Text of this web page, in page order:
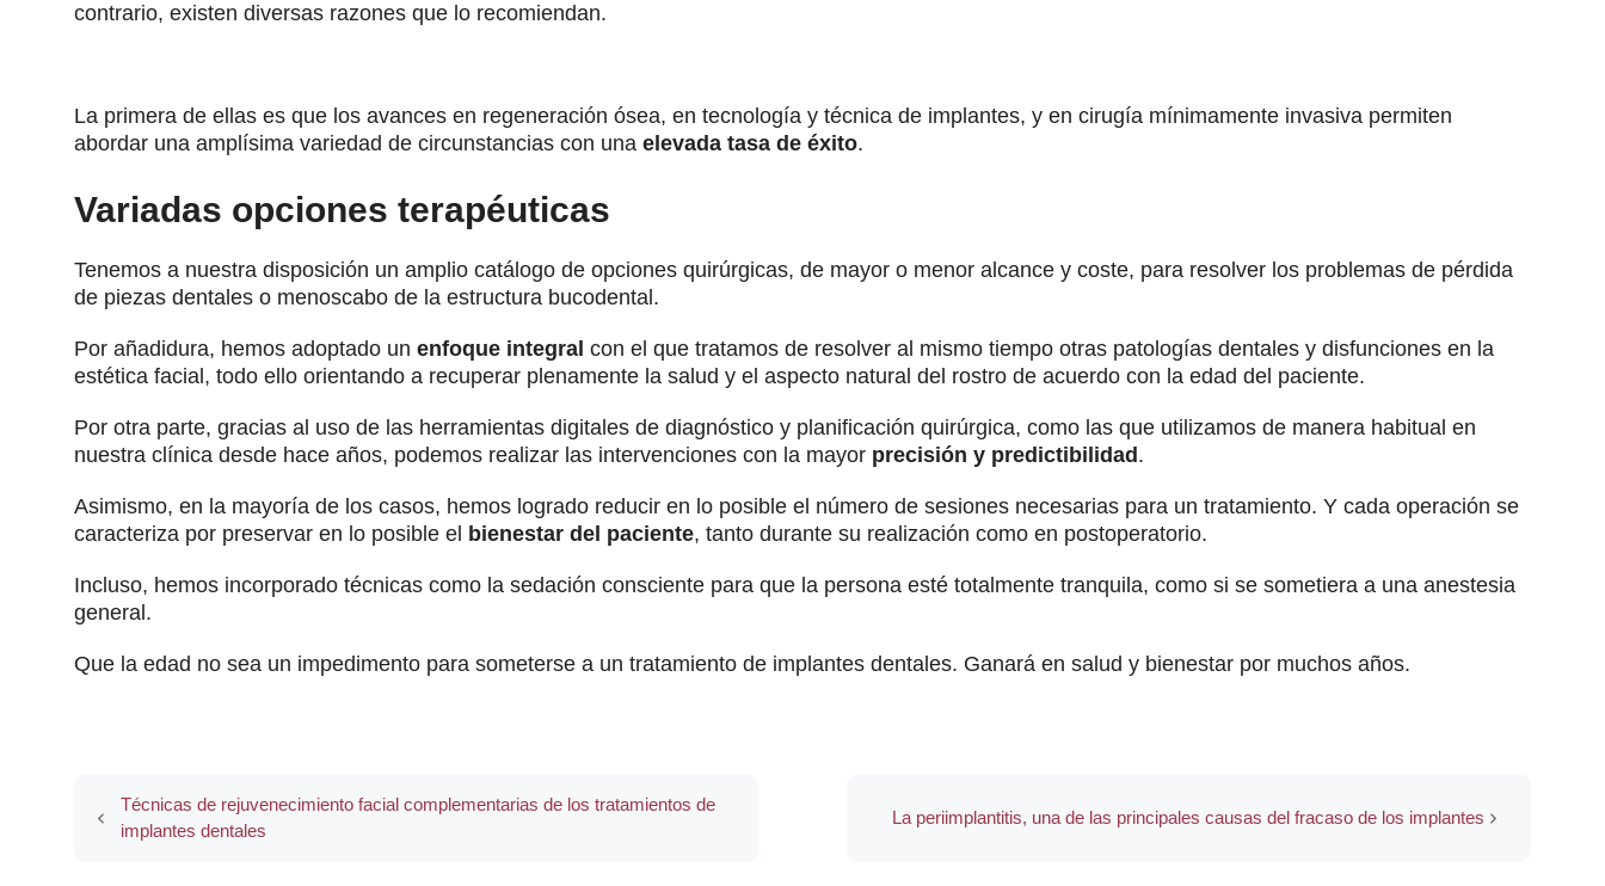
contrario, existen diversas razones que lo recomiendan.
La primera de ellas es que los avances en regeneración ósea, en tecnología y técnica de implantes, y en cirugía mínimamente invasiva permiten
abordar una amplísima variedad de circunstancias con una elevada tasa de éxito.
Variadas opciones terapéuticas
Tenemos a nuestra disposición un amplio catálogo de opciones quirúrgicas, de mayor o menor alcance y coste, para resolver los problemas de pérdida
de piezas dentales o menoscabo de la estructura bucodental.
Por añadidura, hemos adoptado un enfoque integral con el que tratamos de resolver al mismo tiempo otras patologías dentales y disfunciones en la
estética facial, todo ello orientando a recuperar plenamente la salud y el aspecto natural del rostro de acuerdo con la edad del paciente.
Por otra parte, gracias al uso de las herramientas digitales de diagnóstico y planificación quirúrgica, como las que utilizamos de manera habitual en
nuestra clínica desde hace años, podemos realizar las intervenciones con la mayor precisión y predictibilidad .
Asimismo, en la mayoría de los casos, hemos logrado reducir en lo posible el número de sesiones necesarias para un tratamiento. Y cada operación se
caracteriza por preservar en lo posible el bienestar del paciente, tanto durante su realización como en postoperatorio.
Incluso, hemos incorporado técnicas como la sedación consciente para que la persona esté totalmente tranquila, como si se sometiera a una anestesia
general.
Que la edad no sea un impedimento para someterse a un tratamiento de implantes dentales. Ganará en salud y bienestar por muchos años.
Técnicas de rejuvenecimiento facial complementarias de los tratamientos de
implantes dentales
La periimplantitis, una de las principales causas del fracaso de los implantes